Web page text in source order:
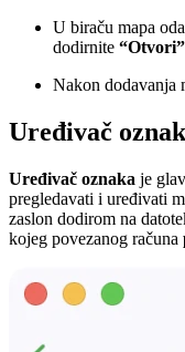
U biraču mapa
dodirnite “Otvori”
Nakon dodavanja
Uređivač
Uređivač oznaka je
pregledavati i uređivati
zaslon dodirom na
kojeg povezanog računa